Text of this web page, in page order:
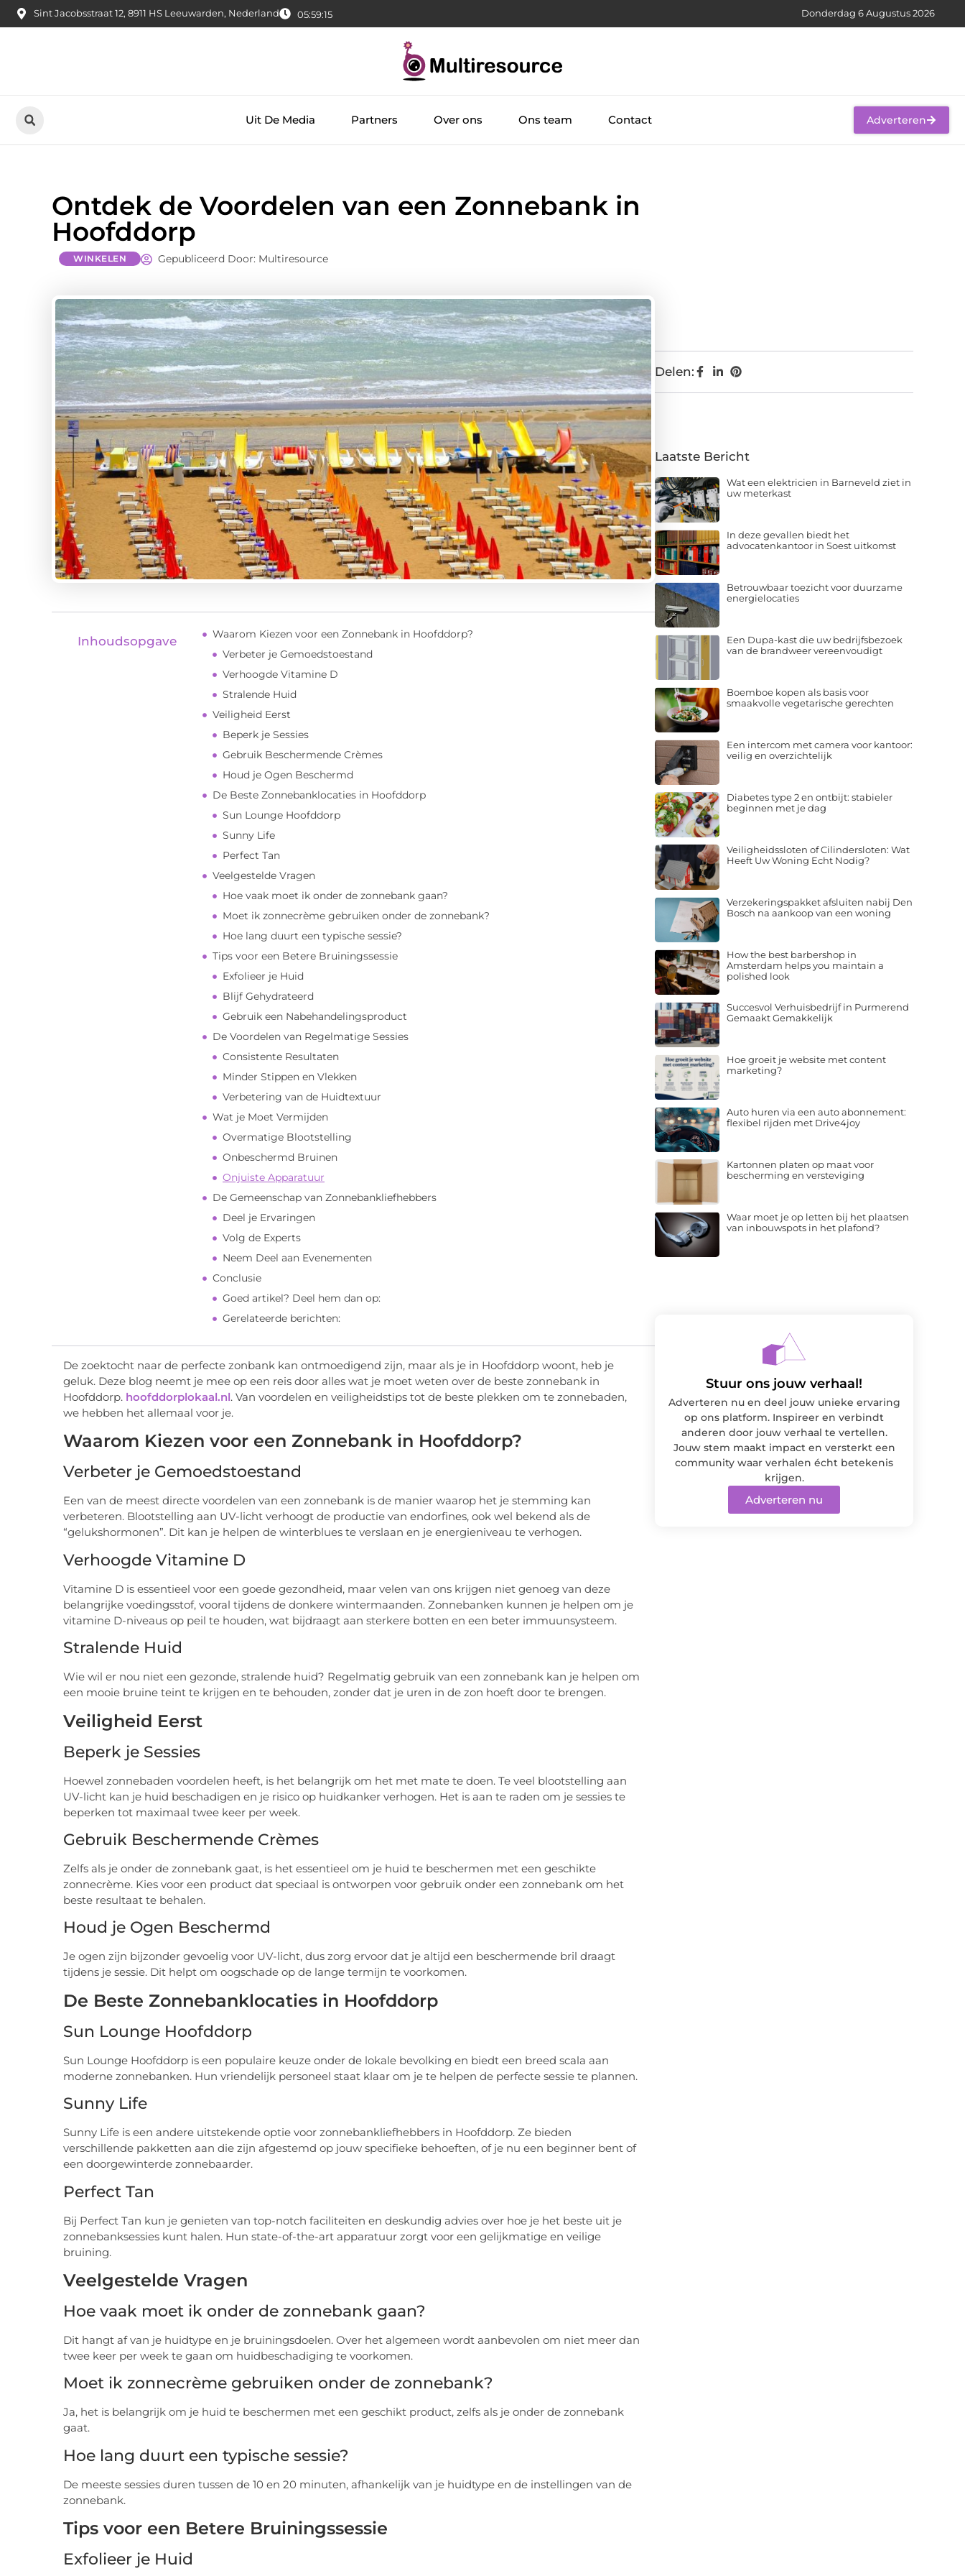
Sint Jacobsstraat 12, 8911 HS Leeuwarden, Nederland 05:59:16 Donderdag 6 Augustus 2026
Uit De Media Partners Over ons Ons team Contact Adverteren
Ontdek de Voordelen van een Zonnebank in
Hoofddorp
WINKELEN Gepubliceerd Door: Multiresource
Inhoudsopgave
Waarom Kiezen voor een Zonnebank in Hoofddorp?
Verbeter je Gemoedstoestand
Verhoogde Vitamine D
Stralende Huid
Veiligheid Eerst
Beperk je Sessies
Gebruik Beschermende Crèmes
Houd je Ogen Beschermd
De Beste Zonnebanklocaties in Hoofddorp
Sun Lounge Hoofddorp
Sunny Life
Perfect Tan
Veelgestelde Vragen
Hoe vaak moet ik onder de zonnebank gaan?
Moet ik zonnecrème gebruiken onder de zonnebank?
Hoe lang duurt een typische sessie?
Tips voor een Betere Bruiningssessie
Exfolieer je Huid
Blijf Gehydrateerd
Gebruik een Nabehandelingsproduct
De Voordelen van Regelmatige Sessies
Consistente Resultaten
Minder Stippen en Vlekken
Verbetering van de Huidtextuur
Wat je Moet Vermijden
Overmatige Blootstelling
Onbeschermd Bruinen
Onjuiste Apparatuur
De Gemeenschap van Zonnebankliefhebbers
Deel je Ervaringen
Volg de Experts
Neem Deel aan Evenementen
Conclusie
Goed artikel? Deel hem dan op:
Gerelateerde berichten:
De zoektocht naar de perfecte zonbank kan ontmoedigend zijn, maar als je in Hoofddorp woont, heb je
geluk. Deze blog neemt je mee op een reis door alles wat je moet weten over de beste zonnebank in
Hoofddorp. hoofddorplokaal.nl. Van voordelen en veiligheidstips tot de beste plekken om te zonnebaden,
we hebben het allemaal voor je.
Waarom Kiezen voor een Zonnebank in Hoofddorp?
Verbeter je Gemoedstoestand
Een van de meest directe voordelen van een zonnebank is de manier waarop het je stemming kan
verbeteren. Blootstelling aan UV-licht verhoogt de productie van endorfines, ook wel bekend als de
“gelukshormonen”. Dit kan je helpen de winterblues te verslaan en je energieniveau te verhogen.
Verhoogde Vitamine D
Vitamine D is essentieel voor een goede gezondheid, maar velen van ons krijgen niet genoeg van deze
belangrijke voedingsstof, vooral tijdens de donkere wintermaanden. Zonnebanken kunnen je helpen om je
vitamine D-niveaus op peil te houden, wat bijdraagt aan sterkere botten en een beter immuunsysteem.
Stralende Huid
Wie wil er nou niet een gezonde, stralende huid? Regelmatig gebruik van een zonnebank kan je helpen om
een mooie bruine teint te krijgen en te behouden, zonder dat je uren in de zon hoeft door te brengen.
Veiligheid Eerst
Beperk je Sessies
Hoewel zonnebaden voordelen heeft, is het belangrijk om het met mate te doen. Te veel blootstelling aan
UV-licht kan je huid beschadigen en je risico op huidkanker verhogen. Het is aan te raden om je sessies te
beperken tot maximaal twee keer per week.
Gebruik Beschermende Crèmes
Zelfs als je onder de zonnebank gaat, is het essentieel om je huid te beschermen met een geschikte
zonnecrème. Kies voor een product dat speciaal is ontworpen voor gebruik onder een zonnebank om het
beste resultaat te behalen.
Houd je Ogen Beschermd
Je ogen zijn bijzonder gevoelig voor UV-licht, dus zorg ervoor dat je altijd een beschermende bril draagt
tijdens je sessie. Dit helpt om oogschade op de lange termijn te voorkomen.
De Beste Zonnebanklocaties in Hoofddorp
Sun Lounge Hoofddorp
Sun Lounge Hoofddorp is een populaire keuze onder de lokale bevolking en biedt een breed scala aan
moderne zonnebanken. Hun vriendelijk personeel staat klaar om je te helpen de perfecte sessie te plannen.
Sunny Life
Sunny Life is een andere uitstekende optie voor zonnebankliefhebbers in Hoofddorp. Ze bieden
verschillende pakketten aan die zijn afgestemd op jouw specifieke behoeften, of je nu een beginner bent of
een doorgewinterde zonnebaarder.
Perfect Tan
Bij Perfect Tan kun je genieten van top-notch faciliteiten en deskundig advies over hoe je het beste uit je
zonnebanksessies kunt halen. Hun state-of-the-art apparatuur zorgt voor een gelijkmatige en veilige
bruining.
Veelgestelde Vragen
Hoe vaak moet ik onder de zonnebank gaan?
Dit hangt af van je huidtype en je bruiningsdoelen. Over het algemeen wordt aanbevolen om niet meer dan
twee keer per week te gaan om huidbeschadiging te voorkomen.
Moet ik zonnecrème gebruiken onder de zonnebank?
Ja, het is belangrijk om je huid te beschermen met een geschikt product, zelfs als je onder de zonnebank
gaat.
Hoe lang duurt een typische sessie?
De meeste sessies duren tussen de 10 en 20 minuten, afhankelijk van je huidtype en de instellingen van de
zonnebank.
Tips voor een Betere Bruiningssessie
Exfolieer je Huid
Delen:
Laatste Bericht
Wat een elektricien in Barneveld ziet in
uw meterkast
In deze gevallen biedt het
advocatenkantoor in Soest uitkomst
Betrouwbaar toezicht voor duurzame
energielocaties
Een Dupa-kast die uw bedrijfsbezoek
van de brandweer vereenvoudigt
Boemboe kopen als basis voor
smaakvolle vegetarische gerechten
Een intercom met camera voor kantoor:
veilig en overzichtelijk
Diabetes type 2 en ontbijt: stabieler
beginnen met je dag
Veiligheidssloten of Cilindersloten: Wat
Heeft Uw Woning Echt Nodig?
Verzekeringspakket afsluiten nabij Den
Bosch na aankoop van een woning
How the best barbershop in
Amsterdam helps you maintain a
polished look
Succesvol Verhuisbedrijf in Purmerend
Gemaakt Gemakkelijk
Hoe groeit je website met content
marketing?
Auto huren via een auto abonnement:
flexibel rijden met Drive4joy
Kartonnen platen op maat voor
bescherming en versteviging
Waar moet je op letten bij het plaatsen
van inbouwspots in het plafond?
Stuur ons jouw verhaal!
Adverteren nu en deel jouw unieke ervaring
op ons platform. Inspireer en verbindt
anderen door jouw verhaal te vertellen.
Jouw stem maakt impact en versterkt een
community waar verhalen écht betekenis
krijgen.
Adverteren nu